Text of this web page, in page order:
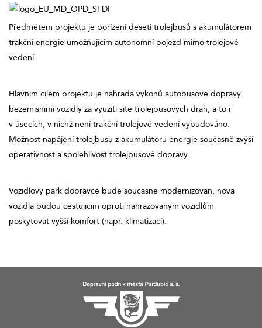
Předmětem projektu je pořízení deseti trolejbusů s akumulátorem
trakční energie umožňujícím autonomní pojezd mimo trolejové
vedení.
Hlavním cílem projektu je náhrada výkonů autobusové dopravy
bezemisními vozidly za využití sítě trolejbusových drah, a to i
v úsecích, v nichž není trakční trolejové vedení vybudováno.
Možnost napájení trolejbusu z akumulátoru energie současně zvýší
operativnost a spolehlivost trolejbusové dopravy.
Vozidlový park dopravce bude současně modernizován, nová
vozidla budou cestujícím oproti nahrazovaným vozidlům
poskytovat vyšší komfort (např. klimatizaci).